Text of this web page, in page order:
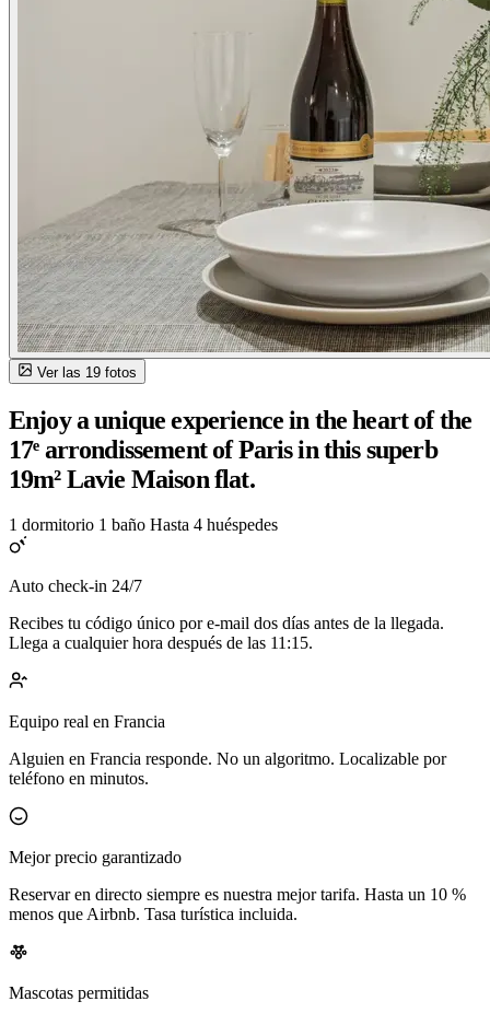
Ver las 19 fotos
Enjoy a unique experience in the heart of the
17ᵉ arrondissement of Paris in this superb
19m² Lavie Maison flat.
1 dormitorio 1 baño Hasta 4 huéspedes
Auto check-in 24/7
Recibes tu código único por e-mail dos días antes de la llegada.
Llega a cualquier hora después de las 11:15.
Equipo real en Francia
Alguien en Francia responde. No un algoritmo. Localizable por
teléfono en minutos.
Mejor precio garantizado
Reservar en directo siempre es nuestra mejor tarifa. Hasta un 10 %
menos que Airbnb. Tasa turística incluida.
Mascotas permitidas